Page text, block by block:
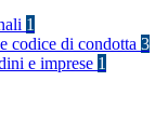
1
codice di condotta 3
e imprese 1